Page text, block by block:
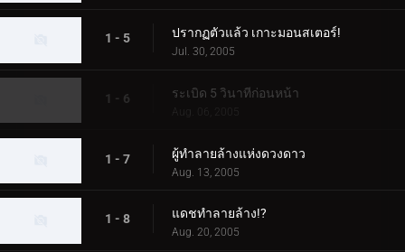
1 - 5 ปรากฏตัวแล้ว เกาะมอนสเตอร์!
Jul. 30, 2005
1 - 6 ระเบิด 5 วินาทีก่อนหน้า
Aug. 06, 2005
1 - 7 ผู้ทำลายล้างแห่งดวงดาว
Aug. 13, 2005
1 - 8 แดชทำลายล้าง!?
Aug. 20, 2005